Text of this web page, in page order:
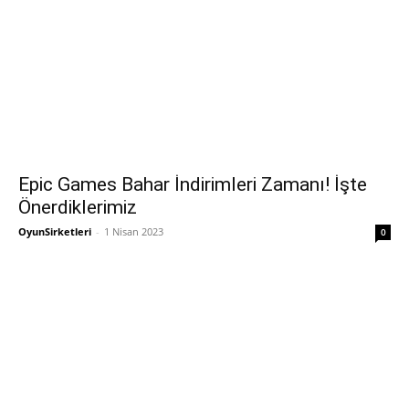
Epic Games Bahar İndirimleri Zamanı! İşte
Önerdiklerimiz
OyunSirketleri - 1 Nisan 2023 0